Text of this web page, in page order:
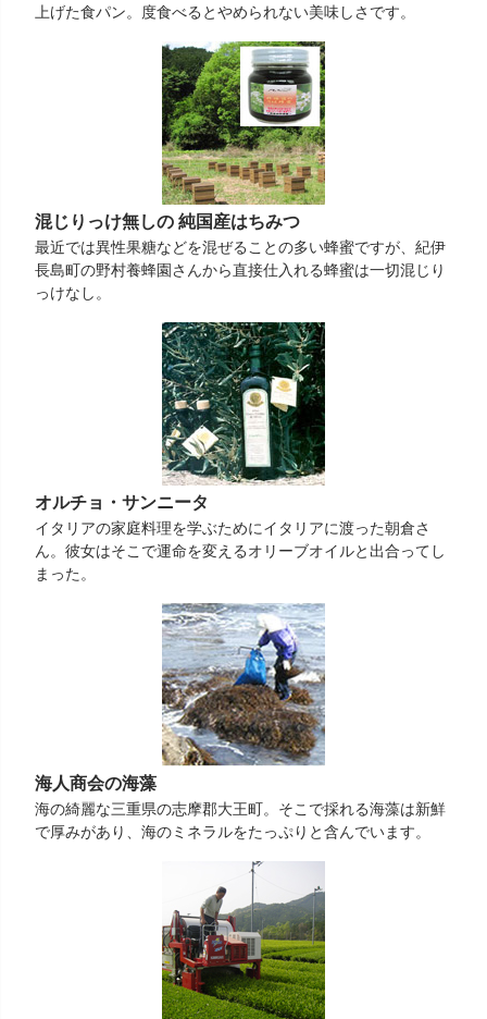
上げた食パン。度食べるとやめられない美味しさです。
混じりっけ無しの 純国産はちみつ
最近では異性果糖などを混ぜることの多い蜂蜜ですが、紀伊
長島町の野村養蜂園さんから直接仕入れる蜂蜜は一切混じり
っけなし。
オルチョ・サンニータ
イタリアの家庭料理を学ぶためにイタリアに渡った朝倉さ
ん。彼女はそこで運命を変えるオリーブオイルと出合ってし
まった。
海人商会の海藻
海の綺麗な三重県の志摩郡大王町。そこで採れる海藻は新鮮
で厚みがあり、海のミネラルをたっぷりと含んでいます。